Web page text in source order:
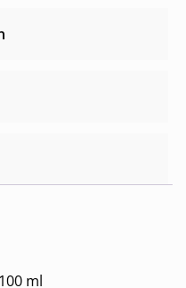
ml